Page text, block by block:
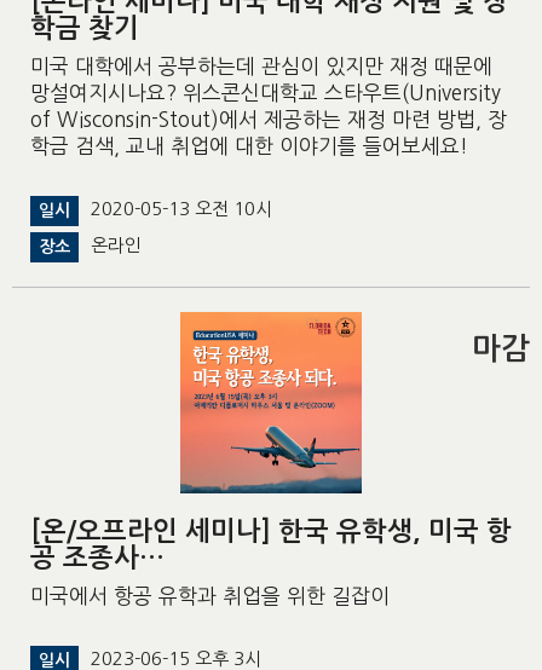
학금 찾기
미국 대학에서 공부하는데 관심이 있지만 재정 때문에
망설여지시나요? 위스콘신대학교 스타우트(University
of Wisconsin-Stout)에서 제공하는 재정 마련 방법, 장
학금 검색, 교내 취업에 대한 이야기를 들어보세요!
일시 2020-05-13 오전 10시
장소 온라인
[온/오프라인 세미나] 한국 유학생, 미국 항
공 조종사…
미국에서 항공 유학과 취업을 위한 길잡이
일시 2023-06-15 오후 3시
마감